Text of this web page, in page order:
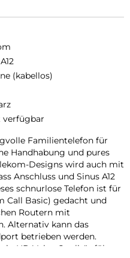
(kabellos)
verfügbar
Familientelefon für
Handhabung und pures
Designs wird auch mit
Anschluss und Sinus A12
schnurlose Telefon ist für
Call Basic) gedacht und
Routern mit
Alternativ kann das
betrieben werden.
in HD Voice Qualität führen.